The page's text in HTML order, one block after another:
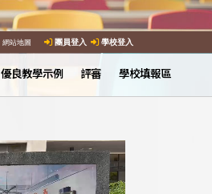
網站地圖 團員登入 學校登入
優良教學示例 評審 學校填報區